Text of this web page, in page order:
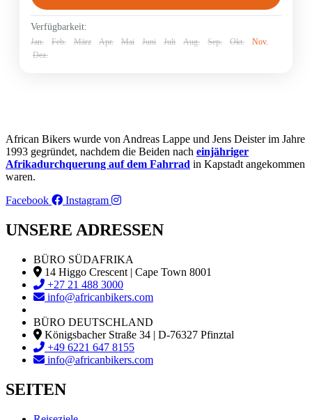
Verfügbarkeit:
Jan. Feb. März Apr. Mai Juni Juli Aug. Sep. Okt.
Nov.
Dez.
African Bikers wurde von Andreas Lappe und Jens Deister im Jahre
1993 gegründet, nachdem die Beiden nach einjähriger
Afrikadurchquerung auf dem Fahrrad in Kapstadt angekommen
waren.
Facebook
Instagram
UNSERE ADRESSEN
BÜRO SÜDAFRIKA
14 Higgo Crescent | Cape Town 8001
+27 21 488 3000
info@africanbikers.com
BÜRO DEUTSCHLAND
Königsbacher Straße 34 | D-76327 Pfinztal
+49 6221 647 8155
info@africanbikers.com
SEITEN